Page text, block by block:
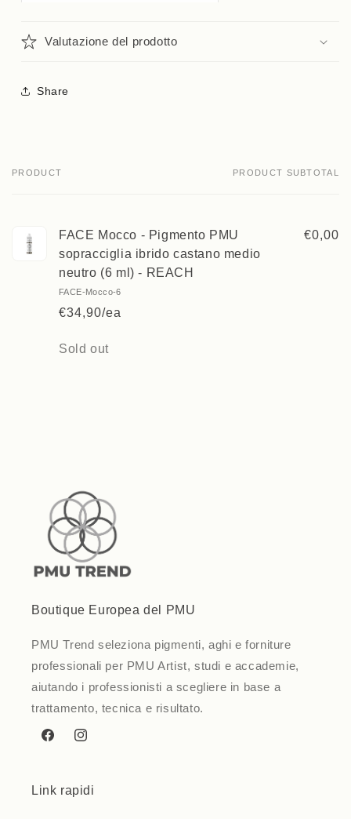
Valutazione del prodotto
Share
Your
PRODUCT PRODUCT SUBTOTAL
FACE Mocco - Pigmento PMU
sopracciglia ibrido castano medio
neutro (6 ml) - REACH
FACE-Mocco-6
€34,90/ea
€0,00
Quantity
Sold out
Boutique Europea del PMU
PMU Trend seleziona pigmenti, aghi e forniture
professionali per PMU Artist, studi e accademie,
aiutando i professionisti a scegliere in base a
trattamento, tecnica e risultato.
FacebookInstagram
Link rapidi